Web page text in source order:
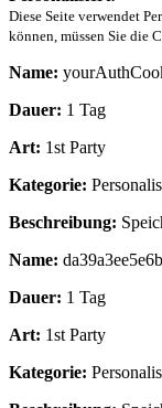
Diese Seite verwendet
können, müssen Sie die
Name:
Dauer: 1 Tag
Art: 1st Party
Kategorie:
Beschreibung:
Name:
Dauer: 1 Tag
Art: 1st Party
Kategorie: